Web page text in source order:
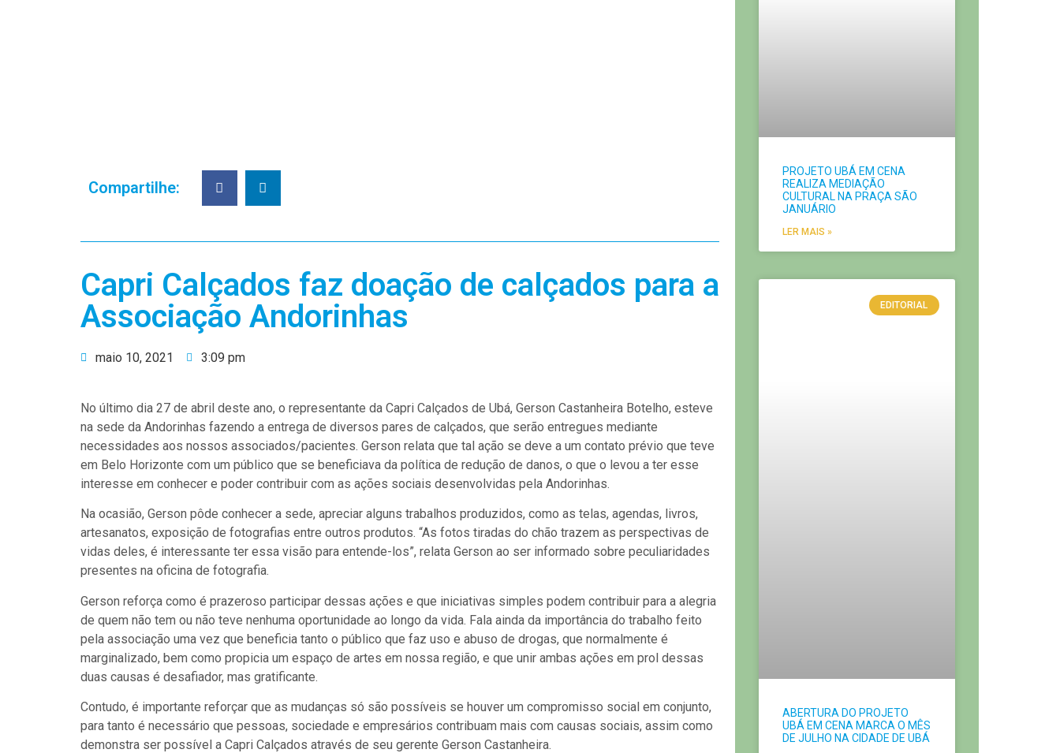
Compartilhe:
Capri Calçados faz doação de calçados para a
Associação Andorinhas
maio 10, 2021 3:09 pm
No último dia 27 de abril deste ano, o representante da Capri Calçados de Ubá, Gerson Castanheira Botelho, esteve
na sede da Andorinhas fazendo a entrega de diversos pares de calçados, que serão entregues mediante
necessidades aos nossos associados/pacientes. Gerson relata que tal ação se deve a um contato prévio que teve
em Belo Horizonte com um público que se beneficiava da política de redução de danos, o que o levou a ter esse
interesse em conhecer e poder contribuir com as ações sociais desenvolvidas pela Andorinhas.
Na ocasião, Gerson pôde conhecer a sede, apreciar alguns trabalhos produzidos, como as telas, agendas, livros,
artesanatos, exposição de fotografias entre outros produtos. “As fotos tiradas do chão trazem as perspectivas de
vidas deles, é interessante ter essa visão para entende-los”, relata Gerson ao ser informado sobre peculiaridades
presentes na oficina de fotografia.
Gerson reforça como é prazeroso participar dessas ações e que iniciativas simples podem contribuir para a alegria
de quem não tem ou não teve nenhuma oportunidade ao longo da vida. Fala ainda da importância do trabalho feito
pela associação uma vez que beneficia tanto o público que faz uso e abuso de drogas, que normalmente é
marginalizado, bem como propicia um espaço de artes em nossa região, e que unir ambas ações em prol dessas
duas causas é desafiador, mas gratificante.
Contudo, é importante reforçar que as mudanças só são possíveis se houver um compromisso social em conjunto,
para tanto é necessário que pessoas, sociedade e empresários contribuam mais com causas sociais, assim como
demonstra ser possível a Capri Calçados através de seu gerente Gerson Castanheira.
PROJETO UBÁ EM CENA
REALIZA MEDIAÇÃO
CULTURAL NA PRAÇA SÃO
JANUÁRIO
LER MAIS »
EDITORIAL
ABERTURA DO PROJETO
UBÁ EM CENA MARCA O MÊS
DE JULHO NA CIDADE DE UBÁ